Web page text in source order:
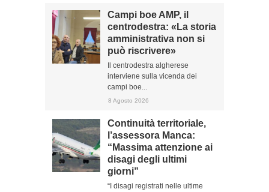
Campi boe AMP, il
centrodestra: «La storia
amministrativa non si
può riscrivere»
Il centrodestra algherese
interviene sulla vicenda dei
campi boe...
8 Agosto 2026
Continuità territoriale,
l’assessora Manca:
“Massima attenzione ai
disagi degli ultimi
giorni”
“I disagi registrati nelle ultime